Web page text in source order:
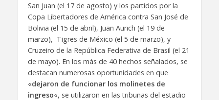
San Juan (el 17 de agosto) y los partidos por la
Copa Libertadores de América contra San José de
Bolivia (el 15 de abril), Juan Aurich (el 19 de
marzo), Tigres de México (el 5 de marzo), y
Cruzeiro de la República Federativa de Brasil (el 21
de mayo). En los más de 40 hechos señalados, se
destacan numerosas oportunidades en que
«dejaron de funcionar los molinetes de
ingreso«, se utilizaron en las tribunas del estadio